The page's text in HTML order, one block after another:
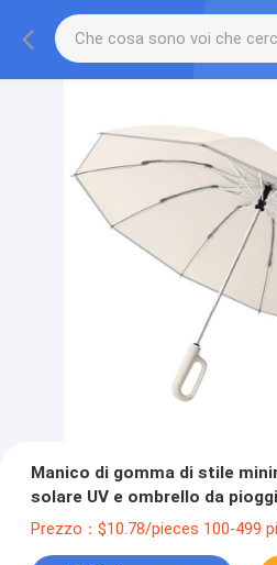
Manico di gomma di stile
solare UV e ombrello da
aperta
Prezzo：$10.78/pieces 100-499